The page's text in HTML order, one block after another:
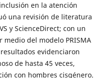
en la atención
una revisión de literatura
y ScienceDirect; con un
del modelo PRISMA
evidenciaron
de hasta 45 veces,
con hombres cisgénero.